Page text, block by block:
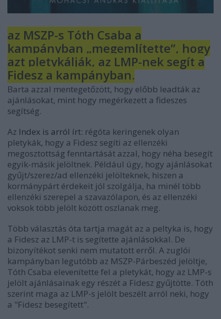
az MSZP-s Tóth Csaba a
kampányban „megemlítette”, hogy
azt pletykálják, az LMP-nek segít a
Fidesz a kampányban.
Barta azzal mentegetőzött, hogy előbb leadták az
ajánlásokat, mint hogy megérkezett a fideszes
segítség.
Az Index is arról írt: régóta keringenek olyan
pletykák, hogy a Fidesz segíti az ellenzéki
megosztottság fenntartását azzal, hogy néha besegít
egyik-másik jelöltnek. Például úgy, hogy ajánlásokat
gyűjt/szerez/ad ellenzéki jelölteknek, hiszen a
kormánypárt érdekeit jól szolgálja, ha minél több
ellenzéki szerepel a szavazólapon, és az ellenzéki
voksok több jelölt között oszlanak meg.
Több választás óta tartja magát az a peltyka is, hogy
a Fidesz az LMP-t is segítette ajánlásokkal. De
bizonyítékot senki nem mutatott erről. A zuglói
kampányban legutóbb az MSZP-Párbeszéd jelöltje,
Tóth Csaba elevenítette fel a pletykát, hogy az LMP-s
jelölt ajánlásainak egy részét a Fidesz gyűjtötte. Tóth
szerint maga az LMP-s jelölt beszélt arról neki, hogy
a "Fidesz besegített".